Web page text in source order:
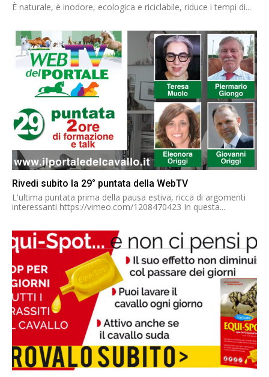
È naturale, è inodore, ecologica e riciclabile, riduce i tempi di...
Rivedi subito la 29° puntata della WebTV
L'ultima puntata prima della pausa estiva, ricca di argomenti
interessanti https://vimeo.com/1208470423 In questa...